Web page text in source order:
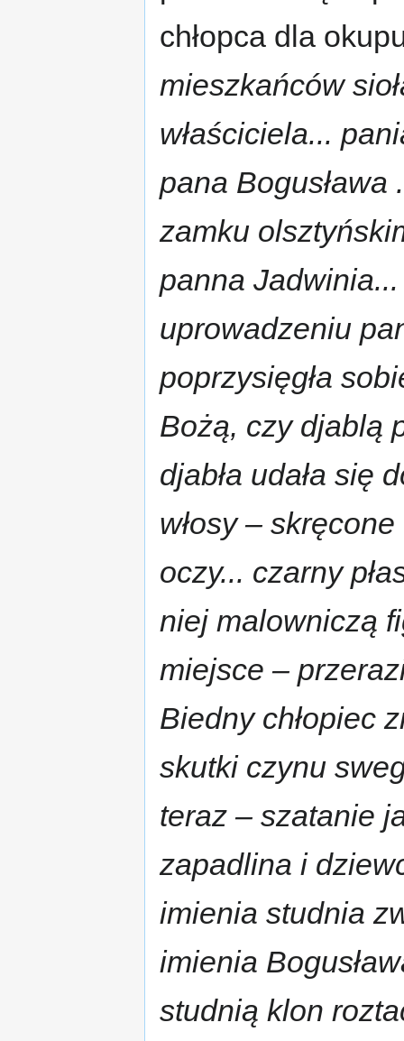
chłopca dla
mieszkańców
właściciela...
pana
zamku
panna
uprowadzeniu
poprzysięgła
Bożą, czy djablą
djabła udała się
włosy –
oczy... czarny
niej malowniczą
miejsce –
Biedny chłopiec
skutki czynu
teraz – szatanie
zapadlina i
imienia studnia
imienia
studnią klon